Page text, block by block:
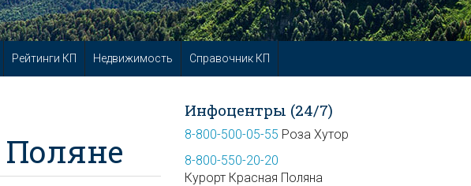
Рейтинги КП Недвижимость Справочник КП
Инфоцентры (24/7)
8-800-500-05-55 Роза Хутор
8-800-550-20-20
Курорт Красная Поляна